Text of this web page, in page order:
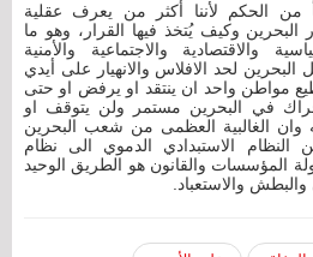
من الحكم لأننا أكثر من يعرف عقلية
وكيف يُتخذ فيها القرار، وهو ما
والاقتصادية والاجتماعية والأمنية
البحرين لحد الافلاس والانهيار على أيدي
مواطن واحد ان ينتقد او يرفض او حتى
في البحرين مستمر ولن يتوقف او
وان الغالبية العظمى من شعب البحرين
الاستبدادي الدموي الى نظام
المؤسسات والقانون هو الطريق الوحيد
والبطش والاستعباد.